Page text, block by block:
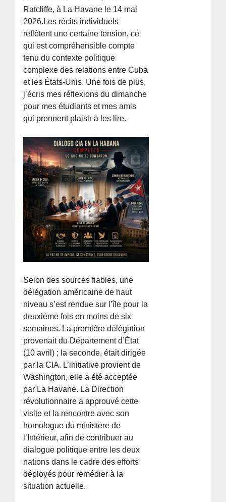
Ratcliffe, à La Havane le 14 mai
2026.Les récits individuels
reflètent une certaine tension, ce
qui est compréhensible compte
tenu du contexte politique
complexe des relations entre Cuba
et les États-Unis. Une fois de plus,
j’écris mes réflexions du dimanche
pour mes étudiants et mes amis
qui prennent plaisir à les lire.
Selon des sources fiables, une
délégation américaine de haut
niveau s’est rendue sur l’île pour la
deuxième fois en moins de six
semaines. La première délégation
provenait du Département d’État
(10 avril) ; la seconde, était dirigée
par la CIA. L’initiative provient de
Washington, elle a été acceptée
par La Havane. La Direction
révolutionnaire a approuvé cette
visite et la rencontre avec son
homologue du ministère de
l’Intérieur, afin de contribuer au
dialogue politique entre les deux
nations dans le cadre des efforts
déployés pour remédier à la
situation actuelle.